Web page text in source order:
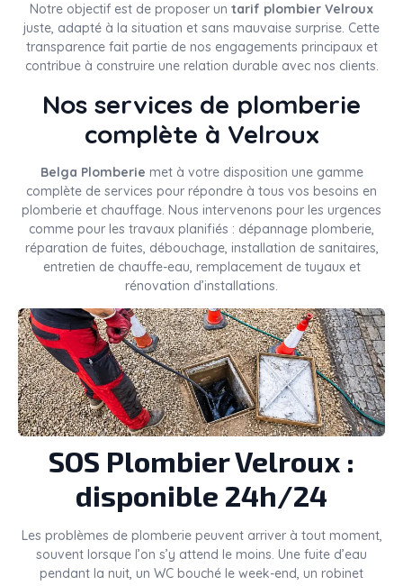
Notre objectif est de proposer un tarif plombier Velroux
juste, adapté à la situation et sans mauvaise surprise. Cette
transparence fait partie de nos engagements principaux et
contribue à construire une relation durable avec nos clients.
Nos services de plomberie
complète à Velroux
Belga Plomberie met à votre disposition une gamme
complète de services pour répondre à tous vos besoins en
plomberie et chauffage. Nous intervenons pour les urgences
comme pour les travaux planifiés : dépannage plomberie,
réparation de fuites, débouchage, installation de sanitaires,
entretien de chauffe-eau, remplacement de tuyaux et
rénovation d’installations.
SOS Plombier Velroux :
disponible 24h/24
Les problèmes de plomberie peuvent arriver à tout moment,
souvent lorsque l’on s’y attend le moins. Une fuite d’eau
pendant la nuit, un WC bouché le week-end, un robinet